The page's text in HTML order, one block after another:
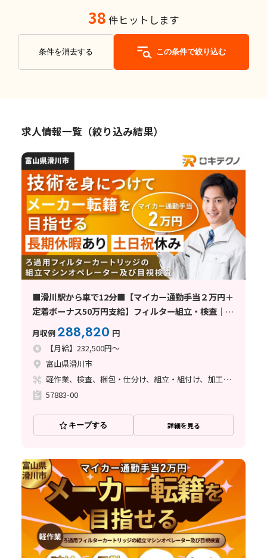
38 件ヒットします
条件を消去する この条件で絞り込む
求人情報一覧（絞り込み結果）
■滑川駅から車で12分■【マイカー通勤手当２万円＋
定着ボーナス50万円支給】フィルター組立・検査｜ク
リーンルーム・残業1-2h・日勤・土日祝休
月収例288,820 円
【月給】232,500円～
富山県滑川市
軽作業、検査、梱包・仕分け、組立・組付け、加工、クリーンルーム、清掃・洗浄、立ち作業
57883-00
キープする 詳細を見る